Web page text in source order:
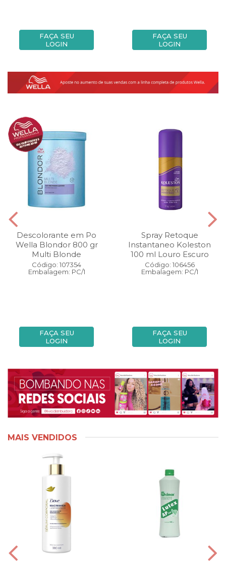
FAÇA SEU
LOGIN
FAÇA SEU
LOGIN
Descolorante em Po
Wella Blondor 800 gr
Multi Blonde
Código: 107354
Embalagem: PC/1
FAÇA SEU
LOGIN
Spray Retoque
Instantaneo Koleston
100 ml Louro Escuro
Código: 106456
Embalagem: PC/1
FAÇA SEU
LOGIN
MAIS VENDIDOS